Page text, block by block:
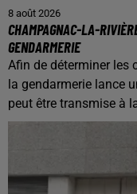
8 août 2026
CHAMPAGNAC-LA-
GENDARMERIE
Afin de déterminer les
la gendarmerie lance
peut être transmise à